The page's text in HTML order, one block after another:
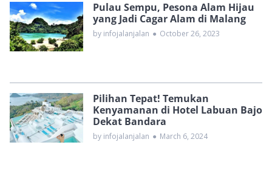
Pulau Sempu, Pesona Alam Hijau
yang Jadi Cagar Alam di Malang
by infojalanjalan ● October 26, 2023
Pilihan Tepat! Temukan
Kenyamanan di Hotel Labuan Bajo
Dekat Bandara
by infojalanjalan ● March 6, 2024